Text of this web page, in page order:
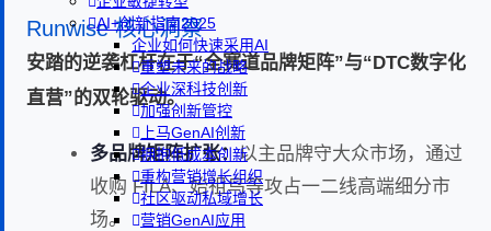
AI+创新指南2025
企业如何快速采用AI
重塑未来的战略
企业深科技创新
加强创新管控
上马GenAI创新
拥抱低成本创新
重构营销增长组织
社区驱动私域增长
营销GenAI应用
Runwise 核心洞察
安踏的逆袭杠杆在于“全赛道品牌矩阵”与“DTC数字化
直营”的双轮驱动。
多品牌矩阵扩张：以主品牌守大众市场，通过
收购 FILA、始祖鸟等攻占一二线高端细分市
场。